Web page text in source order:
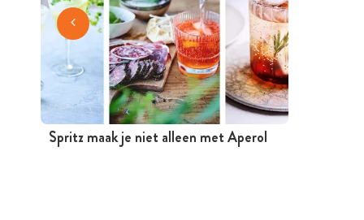
Spritz maak je niet alleen met Aperol